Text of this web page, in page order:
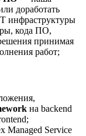
доработать
инфраструктуры
кода ПО,
принимая
работ;
на backend
Managed Service